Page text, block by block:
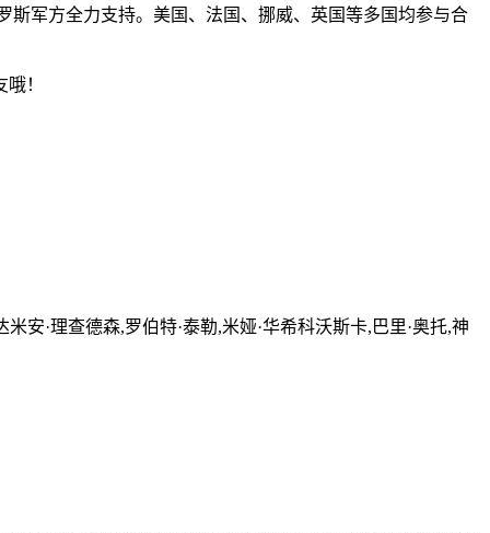
军方全力支持。美国、法国、挪威、英国等多国均参与合
！
安·理查德森,罗伯特·泰勒,米娅·华希科沃斯卡,巴里·奥托,神